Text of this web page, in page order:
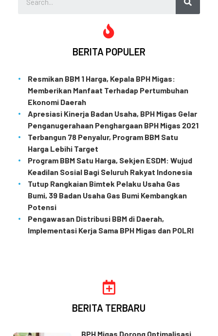
BERITA POPULER
Resmikan BBM 1 Harga, Kepala BPH Migas:
Memberikan Manfaat Terhadap Pertumbuhan
Ekonomi Daerah
Apresiasi Kinerja Badan Usaha, BPH Migas Gelar
Penganugerahaan Penghargaan BPH Migas 2021
Terbangun 78 Penyalur, Program BBM Satu
Harga Lebihi Target
Program BBM Satu Harga, Sekjen ESDM: Wujud
Keadilan Sosial Bagi Seluruh Rakyat Indonesia
Tutup Rangkaian Bimtek Pelaku Usaha Gas
Bumi, 39 Badan Usaha Gas Bumi Kembangkan
Potensi
Pengawasan Distribusi BBM di Daerah,
Implementasi Kerja Sama BPH Migas dan POLRI
BERITA TERBARU
BPH Migas Dorong Optimalisasi